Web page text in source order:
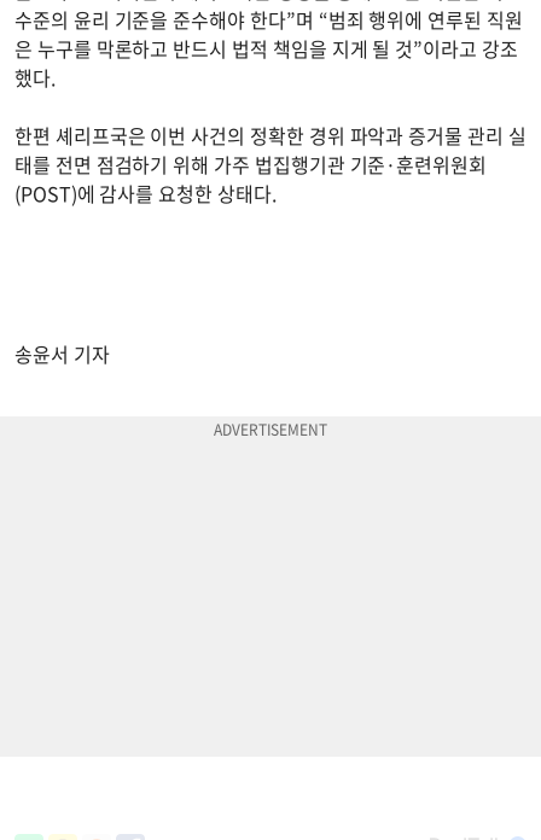
수준의 윤리 기준을 준수해야 한다”며 “범죄 행위에 연루된 직원
은 누구를 막론하고 반드시 법적 책임을 지게 될 것”이라고 강조
했다.
한편 셰리프국은 이번 사건의 정확한 경위 파악과 증거물 관리 실
태를 전면 점검하기 위해 가주 법집행기관 기준·훈련위원회
(POST)에 감사를 요청한 상태다.
송윤서 기자